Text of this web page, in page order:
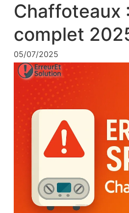
Chaffoteaux
complet
05/07/2025